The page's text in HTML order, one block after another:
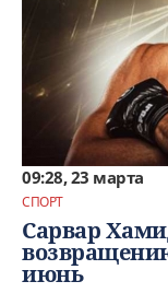
09:28, 23 марта
СПОРТ
Сарвар
июнь